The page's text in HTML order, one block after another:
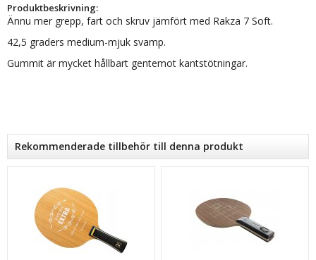
Produktbeskrivning:
Ännu mer grepp, fart och skruv jämfört med Rakza 7 Soft.
42,5 graders medium-mjuk svamp.
Gummit är mycket hållbart gentemot kantstötningar.
Rekommenderade tillbehör till denna produkt